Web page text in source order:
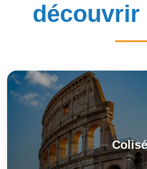
découvrir